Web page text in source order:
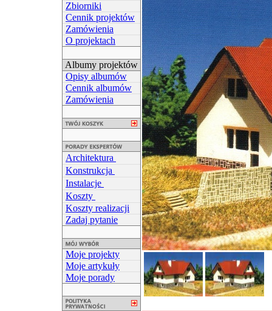
Zbiorniki
Cennik projektów
Zamówienia
O projektach
Albumy projektów
Opisy albumów
Cennik albumów
Zamówienia
Architektura
Konstrukcja
Instalacje
Koszty
Koszty realizacji
Zadaj pytanie
Moje projekty
Moje artykuły
Moje porady